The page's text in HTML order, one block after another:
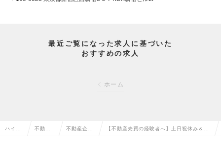
最近ご覧になった求人に基づいた
おすすめの求人
ホーム
ハイク 不動産 不動産企 【不動産売買の経験者へ】土日祝休み＆残